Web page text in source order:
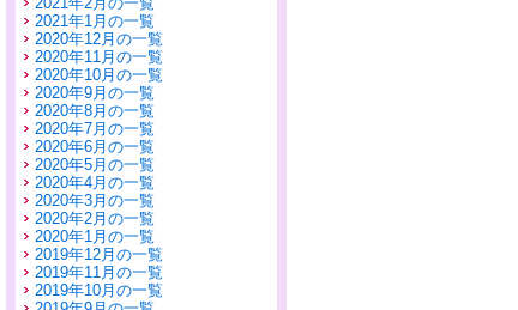
2021年1月の一覧
2020年12月の一覧
2020年11月の一覧
2020年10月の一覧
2020年9月の一覧
2020年8月の一覧
2020年7月の一覧
2020年6月の一覧
2020年5月の一覧
2020年4月の一覧
2020年3月の一覧
2020年2月の一覧
2020年1月の一覧
2019年12月の一覧
2019年11月の一覧
2019年10月の一覧